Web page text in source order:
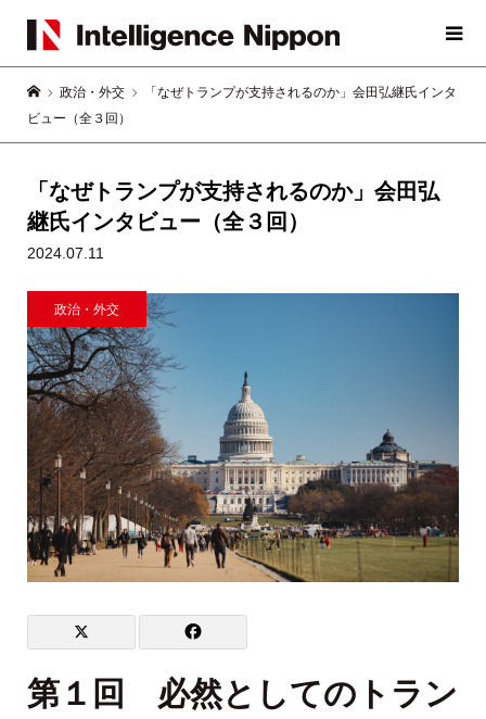
政治・外交
「なぜトランプが支持されるのか」会田弘継氏インタ
ビュー（全３回）
「なぜトランプが支持されるのか」会田弘
継氏インタビュー（全３回）
2024.07.11
政治・外交
第１回 必然としてのトラン